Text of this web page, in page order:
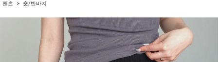
팬츠 숏/반바지